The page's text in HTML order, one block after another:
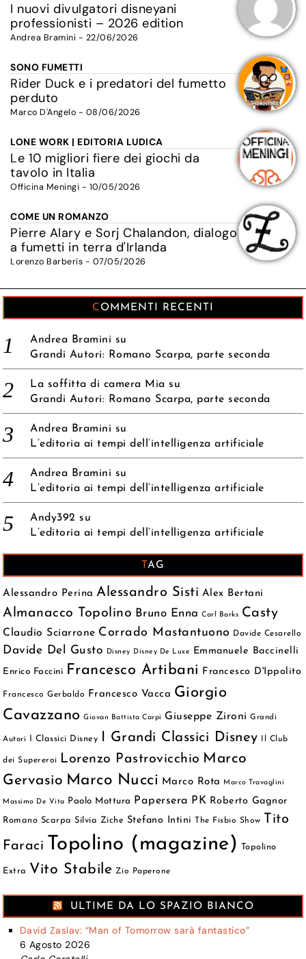
I nuovi divulgatori disneyani
professionisti – 2026 edition
Andrea Bramini - 22/06/2026
SONO FUMETTI
Rider Duck e i predatori del fumetto
perduto
Marco D'Angelo - 08/06/2026
LONE WORK | EDITORIA LUDICA
Le 10 migliori fiere dei giochi da
tavolo in Italia
Officina Meningi - 10/05/2026
COME UN ROMANZO
Pierre Alary e Sorj Chalandon, dialogo
a fumetti in terra d'Irlanda
Lorenzo Barberis - 07/05/2026
COMMENTI RECENTI
Andrea Bramini su
Grandi Autori: Romano Scarpa, parte seconda
La soffitta di camera Mia su
Grandi Autori: Romano Scarpa, parte seconda
Andrea Bramini su
L’editoria ai tempi dell’intelligenza artificiale
Andrea Bramini su
L’editoria ai tempi dell’intelligenza artificiale
Andy392 su
L’editoria ai tempi dell’intelligenza artificiale
TAG
Alessandro Perina Alessandro Sisti Alex Bertani
Almanacco Topolino Bruno Enna Carl Barks Casty
Claudio Sciarrone Corrado Mastantuono Davide Cesarello
Davide Del Gusto Disney Disney De Luxe Emmanuele Baccinelli
Enrico Faccini Francesco Artibani Francesco D'Ippolito
Francesco Gerbaldo Francesco Vacca Giorgio
Cavazzano Giovan Battista Carpi Giuseppe Zironi Grandi
Autori I Classici Disney I Grandi Classici Disney Il Club
dei Supereroi Lorenzo Pastrovicchio Marco
Gervasio Marco Nucci Marco Rota Marco Travaglini
Massimo De Vita Paolo Mottura Papersera PK Roberto Gagnor
Romano Scarpa Silvia Ziche Stefano Intini The Fisbio Show
Tito
Faraci
Topolino (magazine) Topolino
Extra Vito Stabile Zio Paperone
ULTIME DA LO SPAZIO BIANCO
David Zaslav: “Man of Tomorrow sarà fantastico”
6 Agosto 2026